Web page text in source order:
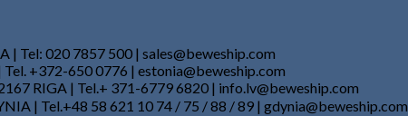
| Tel: 020 7857 500 | sales@beweship.com
+372-650 0776 | estonia@beweship.com
RIGA | Tel.+ 371-6779 6820 | info.lv@beweship.com
| Tel.+48 58 621 10 74 / 75 / 88 / 89 | gdynia@beweship.com